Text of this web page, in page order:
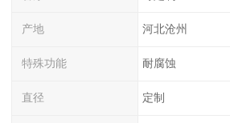
产地 河北沧州
特殊功能 耐腐蚀
直径 定制